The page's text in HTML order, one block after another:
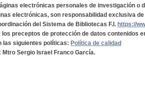
electrónicas personales de investigación o
electrónicas, son responsabilidad exclusiva
del Sistema de Bibliotecas F.I. https://
los preceptos de protección de datos contenidos
las siguientes políticas: Política de calidad
Sergio Israel Franco García.